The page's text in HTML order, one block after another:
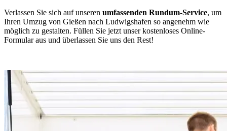
Verlassen Sie sich auf unseren umfassenden Rundum-Service, um
Ihren Umzug von Gießen nach Ludwigshafen so angenehm wie
möglich zu gestalten. Füllen Sie jetzt unser kostenloses Online-
Formular aus und überlassen Sie uns den Rest!